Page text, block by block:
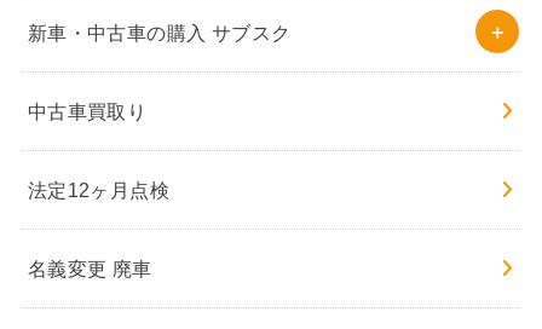
新車・中古車の購入 サブスク
中古車買取り
法定12ヶ月点検
名義変更 廃車